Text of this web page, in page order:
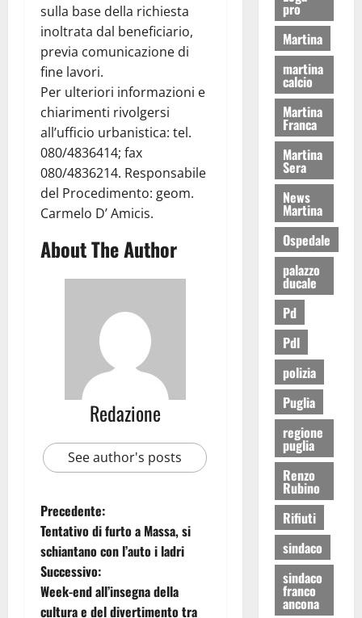
sulla base della richiesta
inoltrata dal beneficiario,
previa comunicazione di
fine lavori.
Per ulteriori informazioni e
chiarimenti rivolgersi
all’ufficio urbanistica: tel.
080/4836414; fax
080/4836214. Responsabile
del Procedimento: geom.
Carmelo D’ Amicis.
About The Author
Redazione
See author's posts
Precedente:
Tentativo di furto a Massa, si
schiantano con l’auto i ladri
Successivo:
Week-end all’insegna della
cultura e del divertimento tra
pro
Martina
martina
calcio
Martina
Franca
Martina
Sera
News
Martina
Ospedale
palazzo
ducale
Pd
Pdl
polizia
Puglia
regione
puglia
Renzo
Rubino
Rifiuti
sindaco
sindaco
franco
ancona